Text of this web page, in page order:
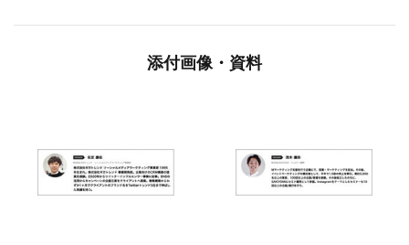
添付画像・資料